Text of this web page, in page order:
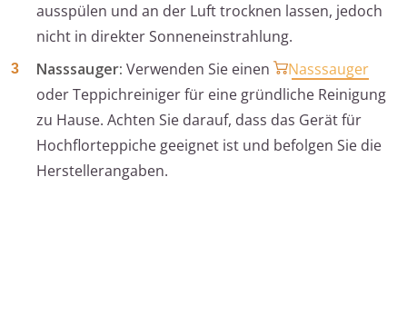
ausspülen und an der Luft trocknen lassen, jedoch
nicht in direkter Sonneneinstrahlung.
Nasssauger: Verwenden Sie einen
Nasssauger
oder Teppichreiniger für eine gründliche Reinigung
zu Hause. Achten Sie darauf, dass das Gerät für
Hochflorteppiche geeignet ist und befolgen Sie die
Herstellerangaben.